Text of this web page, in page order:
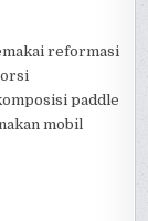
reformasi
paddle
mobil